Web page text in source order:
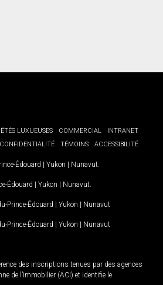
LUXUEUSES COMMERCIAL
INTRANET
CONFIDENTIALITÉ TÉMOINS ACCESSIBILITÉ
Édouard | Yukon | Nunavut
Édouard | Yukon | Nunavut
Prince-Édouard | Yukon | Nunavut
Prince-Édouard | Yukon | Nunavut
des inscriptions tenues par des agences
de l’immobilier (ACI) et identifie le